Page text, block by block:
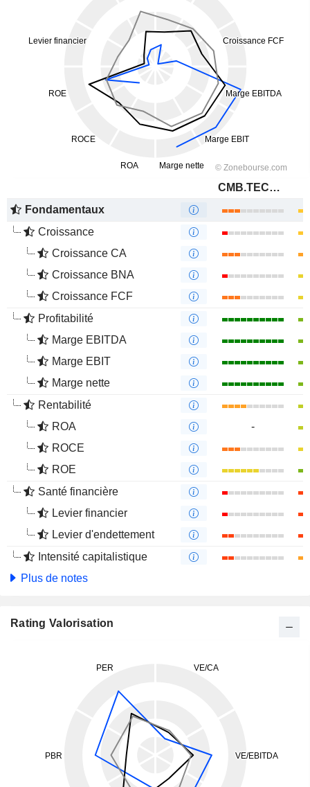
CMB.TECH NV
Fondamentaux
Croissance
Croissance CA
Croissance BNA
Croissance FCF
Profitabilité
Marge EBITDA
Marge EBIT
Marge nette
Rentabilité
ROA
-
ROCE
ROE
Santé financière
Levier financier
Levier d'endettement
Intensité capitalistique
Plus de notes
Rating Valorisation